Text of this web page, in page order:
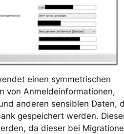
einen symmetrischen
von Anmeldeinformationen,
anderen sensiblen Daten,
gespeichert werden.
da dieser bei